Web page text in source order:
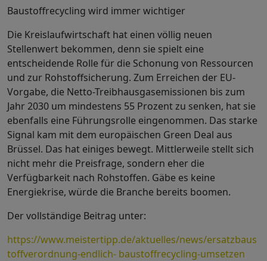
Baustoffrecycling wird immer wichtiger
Die Kreislaufwirtschaft hat einen völlig neuen
Stellenwert bekommen, denn sie spielt eine
entscheidende Rolle für die Schonung von Ressourcen
und zur Rohstoffsicherung. Zum Erreichen der EU-
Vorgabe, die Netto-Treibhausgasemissionen bis zum
Jahr 2030 um mindestens 55 Prozent zu senken, hat sie
ebenfalls eine Führungsrolle eingenommen. Das starke
Signal kam mit dem europäischen Green Deal aus
Brüssel. Das hat einiges bewegt. Mittlerweile stellt sich
nicht mehr die Preisfrage, sondern eher die
Verfügbarkeit nach Rohstoffen. Gäbe es keine
Energiekrise, würde die Branche bereits boomen.
Der vollständige Beitrag unter:
https://www.meistertipp.de/aktuelles/news/ersatzbaus
toffverordnung-endlich- baustoffrecycling-umsetzen